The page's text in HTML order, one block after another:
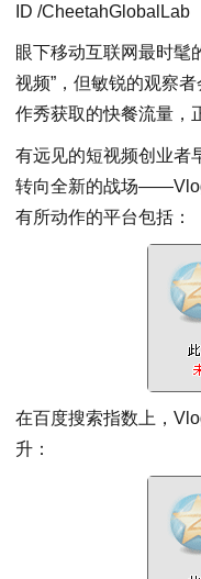
ID /CheetahGlobalLab
眼下移动互联网最时髦
视频”，但敏锐的观察
作秀获取的快餐流量，
有远见的短视频创业者
转向全新的战场——Vlog
有所动作的平台包括：
在百度搜索指数上，
升：